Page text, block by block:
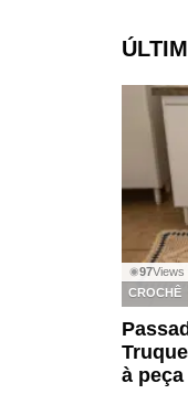
◉97Views
CROCHÊ
à peça